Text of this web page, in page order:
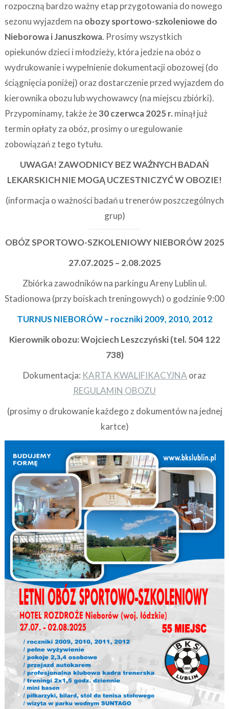
rozpoczną bardzo ważny etap przygotowania do nowego
sezonu wyjazdem na obozy sportowo-szkoleniowe do
Nieborowa i Januszkowa. Prosimy wszystkich
opiekunów dzieci i młodzieży, która jedzie na obóz o
wydrukowanie i wypełnienie dokumentacji obozowej (do
ściągnięcia poniżej) oraz dostarczenie przed wyjazdem do
kierownika obozu lub wychowawcy (na miejscu zbiórki).
Przypominamy, także że30 czerwca 2025 r. minął już
termin opłaty za obóz, prosimy o uregulowanie
zobowiązań z tego tytułu.
UWAGA! ZAWODNICY BEZ WAŻNYCH BADAŃ
LEKARSKICH NIE MOGĄ UCZESTNICZYĆ W OBOZIE!
(informacja o ważności badań u trenerów poszczególnych
grup)
OBÓZ SPORTOWO-SZKOLENIOWY NIEBORÓW 2025
27.07.2025 – 2.08.2025
Zbiórka zawodników na parkingu Areny Lublin ul.
Stadionowa (przy boiskach treningowych) o godzinie 9:00
TURNUS NIEBORÓW – roczniki 2009, 2010, 2012
Kierownik obozu: Wojciech Leszczyński (tel. 504 122
738)
Dokumentacja: KARTA KWALIFIKACYJNA oraz
REGULAMIN OBOZU
(prosimy o drukowanie każdego z dokumentów na jednej
kartce)